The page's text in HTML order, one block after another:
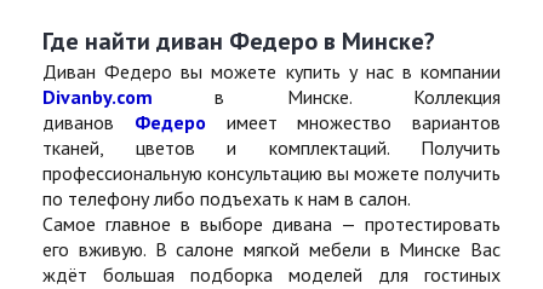
Где найти диван Федеро в Минске?
Диван Федеро вы можете купить у нас в компании
Divanby.com в Минске. Коллекция
диванов Федеро имеет множество вариантов
тканей, цветов и комплектаций. Получить
профессиональную консультацию вы можете получить
по телефону либо подъехать к нам в салон.
Самое главное в выборе дивана — протестировать
его вживую. В салоне мягкой мебели в Минске Вас
ждёт большая подборка моделей для гостиных